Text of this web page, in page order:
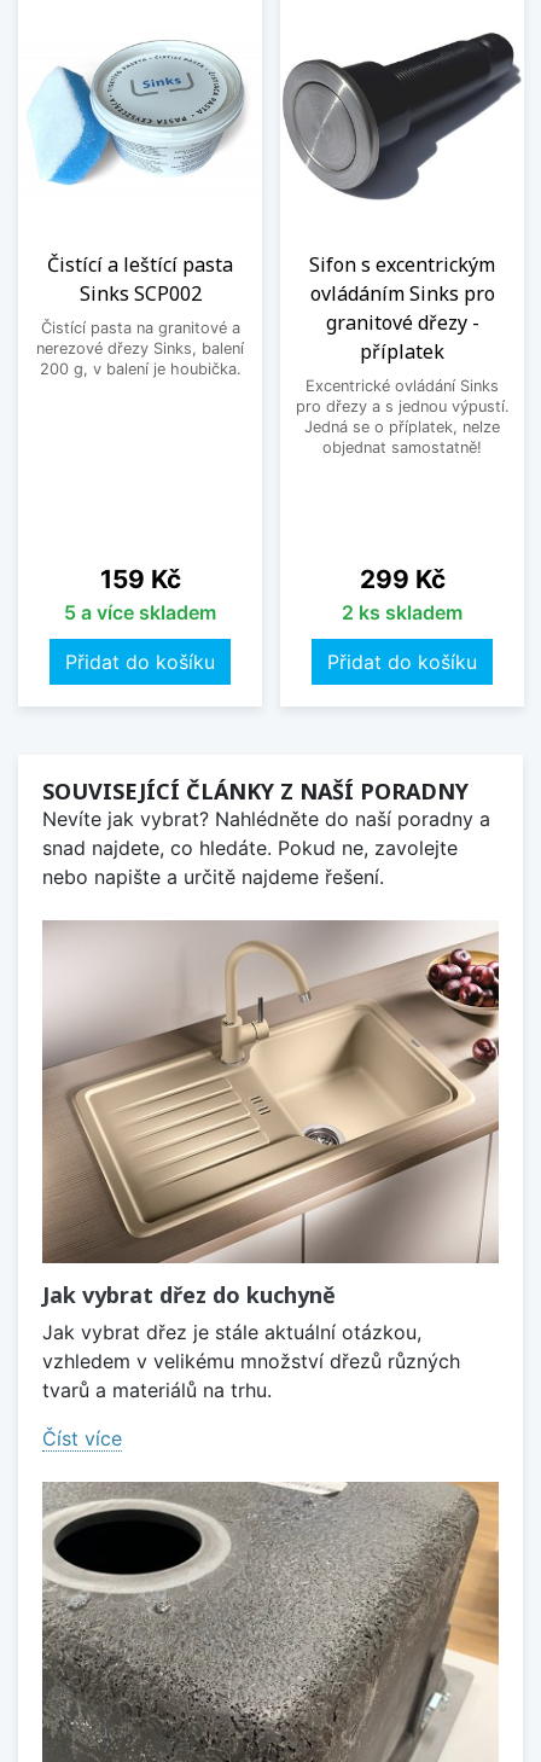
Čistící a leštící pasta
Sinks SCP002
Čistící pasta na granitové a
nerezové dřezy Sinks, balení
200 g, v balení je houbička.
Cena
159 Kč
5 a více skladem
Přidat do košíku
Sifon s excentrickým
ovládáním Sinks pro
granitové dřezy -
příplatek
Excentrické ovládání Sinks
pro dřezy a s jednou výpustí.
Jedná se o příplatek, nelze
objednat samostatně!
Cena
299 Kč
2 ks skladem
Přidat do košíku
SOUVISEJÍCÍ ČLÁNKY Z NAŠÍ PORADNY
Nevíte jak vybrat? Nahlédněte do naší poradny a
snad najdete, co hledáte. Pokud ne, zavolejte
nebo napište a určitě najdeme řešení.
Jak vybrat dřez do kuchyně
Jak vybrat dřez je stále aktuální otázkou,
vzhledem v velikému množství dřezů různých
tvarů a materiálů na trhu.
Číst více